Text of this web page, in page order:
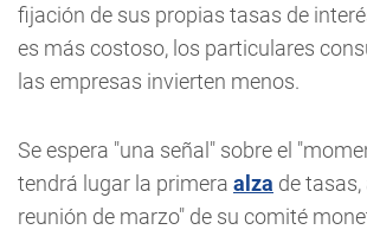
fijación de sus propias tasas de
es más costoso, los particulares
las empresas invierten menos.
Se espera "una señal" sobre el
tendrá lugar la primera alza de tasas,
reunión de marzo" de su comité